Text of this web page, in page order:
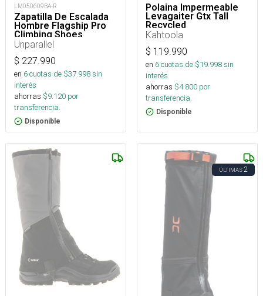
LM050609BA-R
Zapatilla De Escalada
Hombre Flagship Pro
Climbing Shoes
Unparallel
$ 227.990
en 6cuotas de $37.998sin
interés
ahorras $9.120 por
transferencia.
Disponible
Polaina Impermeable
Levagaiter Gtx Tall
Recycled
Kahtoola
$ 119.990
en 6cuotas de $19.998sin
interés
ahorras $4.800 por
transferencia.
Disponible
ÚLTIMAS2